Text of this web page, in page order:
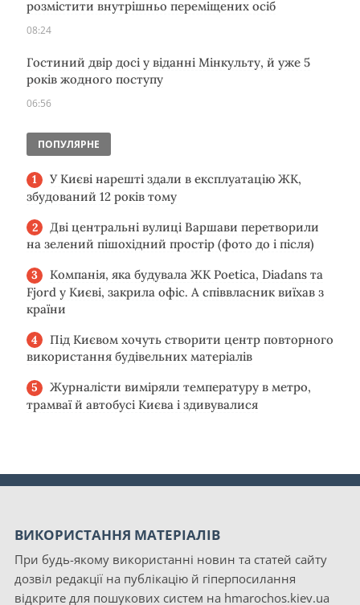
розмістити внутрішньо переміщених осіб
08:24
Гостиний двір досі у віданні Мінкульту, й уже 5
років жодного поступу
06:56
ПОПУЛЯРНЕ
У Києві нарешті здали в експлуатацію ЖК,
збудований 12 років тому
Дві центральні вулиці Варшави перетворили
на зелений пішохідний простір (фото до і після)
Компанія, яка будувала ЖК Poetica, Diadans та
Fjord у Києві, закрила офіс. А співвласник виїхав з
країни
Під Києвом хочуть створити центр повторного
використання будівельних матеріалів
Журналісти виміряли температуру в метро,
трамваї й автобусі Києва і здивувалися
ВИКОРИСТАННЯ МАТЕРІАЛІВ
При будь-якому використанні новин та статей сайту
дозвіл редакції на публікацію й гіперпосилання
відкрите для пошукових систем на hmarochos.kiev.ua